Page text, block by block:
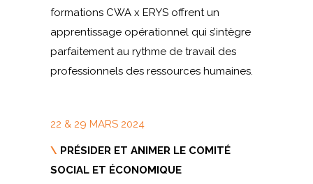
formations CWA x ERYS offrent un
apprentissage opérationnel qui s’intègre
parfaitement au rythme de travail des
professionnels des ressources humaines.
22 & 29 MARS 2024
\ PRÉSIDER ET ANIMER LE COMITÉ
SOCIAL ET ÉCONOMIQUE